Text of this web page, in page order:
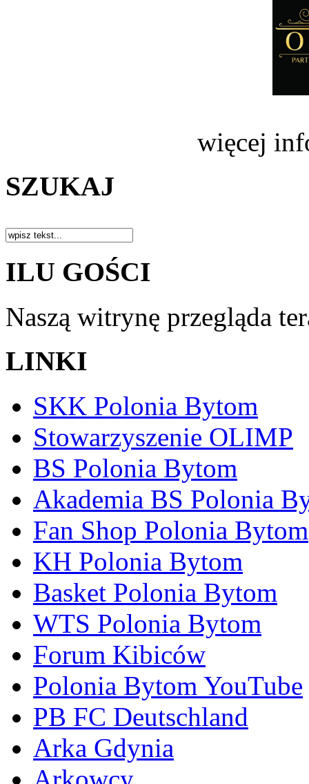
więcej
SZUKAJ
ILU GOŚCI
Naszą witrynę przegląda
LINKI
SKK Polonia Bytom
Stowarzyszenie OLIMP
BS Polonia Bytom
Akademia BS Polonia
Fan Shop Polonia Bytom
KH Polonia Bytom
Basket Polonia Bytom
WTS Polonia Bytom
Forum Kibiców
Polonia Bytom YouTube
PB FC Deutschland
Arka Gdynia